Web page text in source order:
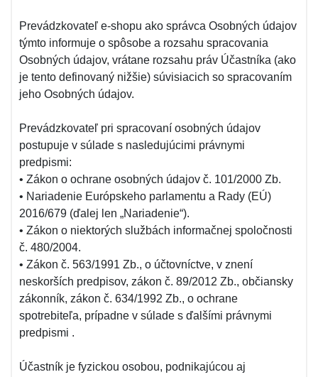
Prevádzkovateľ e-shopu ako správca Osobných údajov
týmto informuje o spôsobe a rozsahu spracovania
Osobných údajov, vrátane rozsahu práv Účastníka (ako
je tento definovaný nižšie) súvisiacich so spracovaním
jeho Osobných údajov.
Prevádzkovateľ pri spracovaní osobných údajov
postupuje v súlade s nasledujúcimi právnymi
predpismi:
• Zákon o ochrane osobných údajov č. 101/2000 Zb.
• Nariadenie Európskeho parlamentu a Rady (EÚ)
2016/679 (ďalej len „Nariadenie“).
• Zákon o niektorých službách informačnej spoločnosti
č. 480/2004.
• Zákon č. 563/1991 Zb., o účtovníctve, v znení
neskorších predpisov, zákon č. 89/2012 Zb., občiansky
zákonník, zákon č. 634/1992 Zb., o ochrane
spotrebiteľa, prípadne v súlade s ďalšími právnymi
predpismi .
Účastník je fyzickou osobou, podnikajúcou aj